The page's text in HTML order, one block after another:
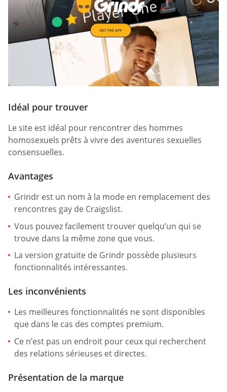
Idéal pour trouver
Le site est idéal pour rencontrer des hommes
homosexuels prêts à vivre des aventures sexuelles
consensuelles.
Avantages
Grindr est un nom à la mode en remplacement des
rencontres gay de Craigslist.
Vous pouvez facilement trouver quelqu’un qui se
trouve dans la même zone que vous.
La version gratuite de Grindr possède plusieurs
fonctionnalités intéressantes.
Les inconvénients
Les meilleures fonctionnalités ne sont disponibles
que dans le cas des comptes premium.
Ce n’est pas un endroit pour ceux qui recherchent
des relations sérieuses et directes.
Présentation de la marque